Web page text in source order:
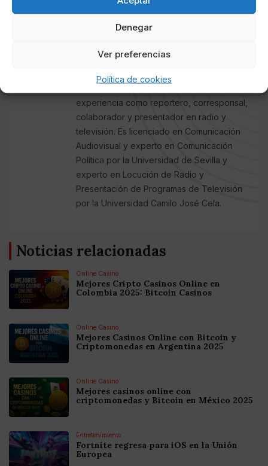
Denegar
Ver preferencias
Política de cookies
ha desarrollado la mayor parte de su
carrera en las provincias andaluzas de
Sevilla y Córdoba, cubriendo la actualidad
otros medios digitales de información
general, prensa rosa, música (con sede en
experiencia como reportero, corresponsal,
colaborador y presentador en radio y
televisión. Es licenciado en Comunicación
Audiovisual y experto en Comunicación
Política por la Universidad de Sevilla y
experto en Locución de Radio y
Presentación de Programas de Televisión
por la Universidad Camilo José Cela.
Noticias relacionadas
Online Casino
Mejores Cripto Casinos Online en
Colombia 2025: Bitcoin Casinos
Online Casino
Mejores Casinos Online con Bitcoin y
Criptomonedas en Argentina 2025
Online Casino
Mejores casinos online con
criptomonedas y Bitcoin en México 2025
Entretenimiento
Fortnite regresa para iOS en la Unión
Europea